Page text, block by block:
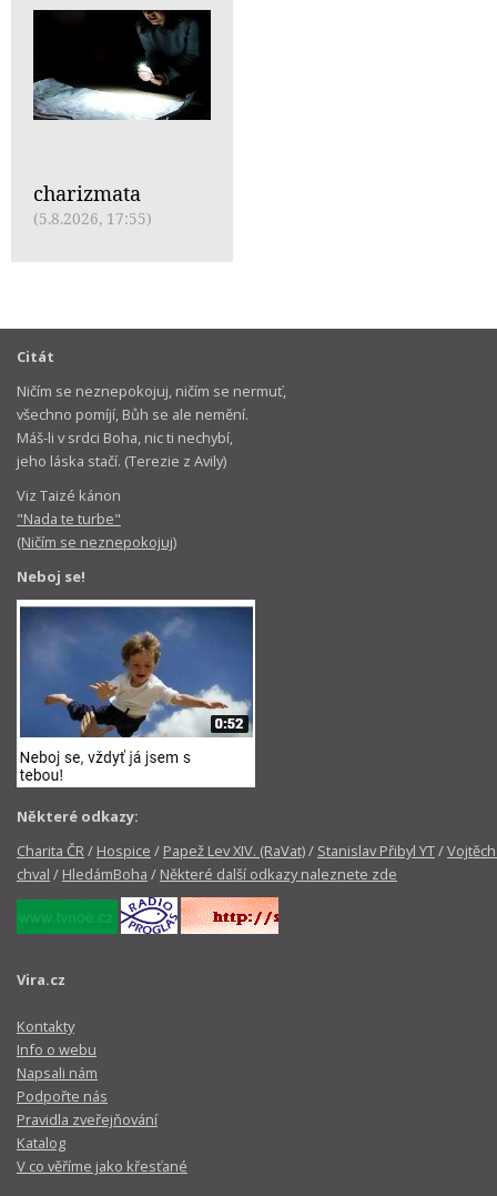
charizmata
(5.8.2026, 17:55)
Citát
Ničím se neznepokojuj, ničím se nermuť,
všechno pomíjí, Bůh se ale nemění.
Máš-li v srdci Boha, nic ti nechybí,
jeho láska stačí. (Terezie z Avily)
Viz Taizé kánon
"Nada te turbe"
(Ničím se neznepokojuj)
Neboj se!
Některé odkazy:
Charita ČR/ Hospice / Papež Lev XIV. (RaVat)/ Stanislav Přibyl YT/
chval / HledámBoha / Některé další odkazy naleznete zde
Vira.cz
Kontakty
Info o webu
Napsali nám
Podpořte nás
Pravidla zveřejňování
Katalog
V co věříme jako křesťané